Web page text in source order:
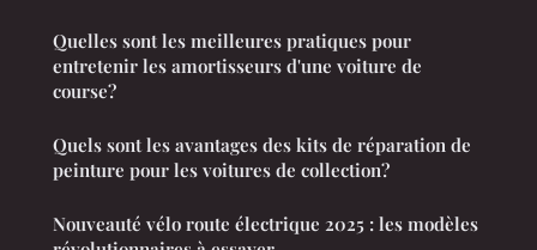
Quelles sont les meilleures pratiques pour
entretenir les amortisseurs d'une voiture de
course?
Quels sont les avantages des kits de réparation de
peinture pour les voitures de collection?
Nouveauté vélo route électrique 2025 : les modèles